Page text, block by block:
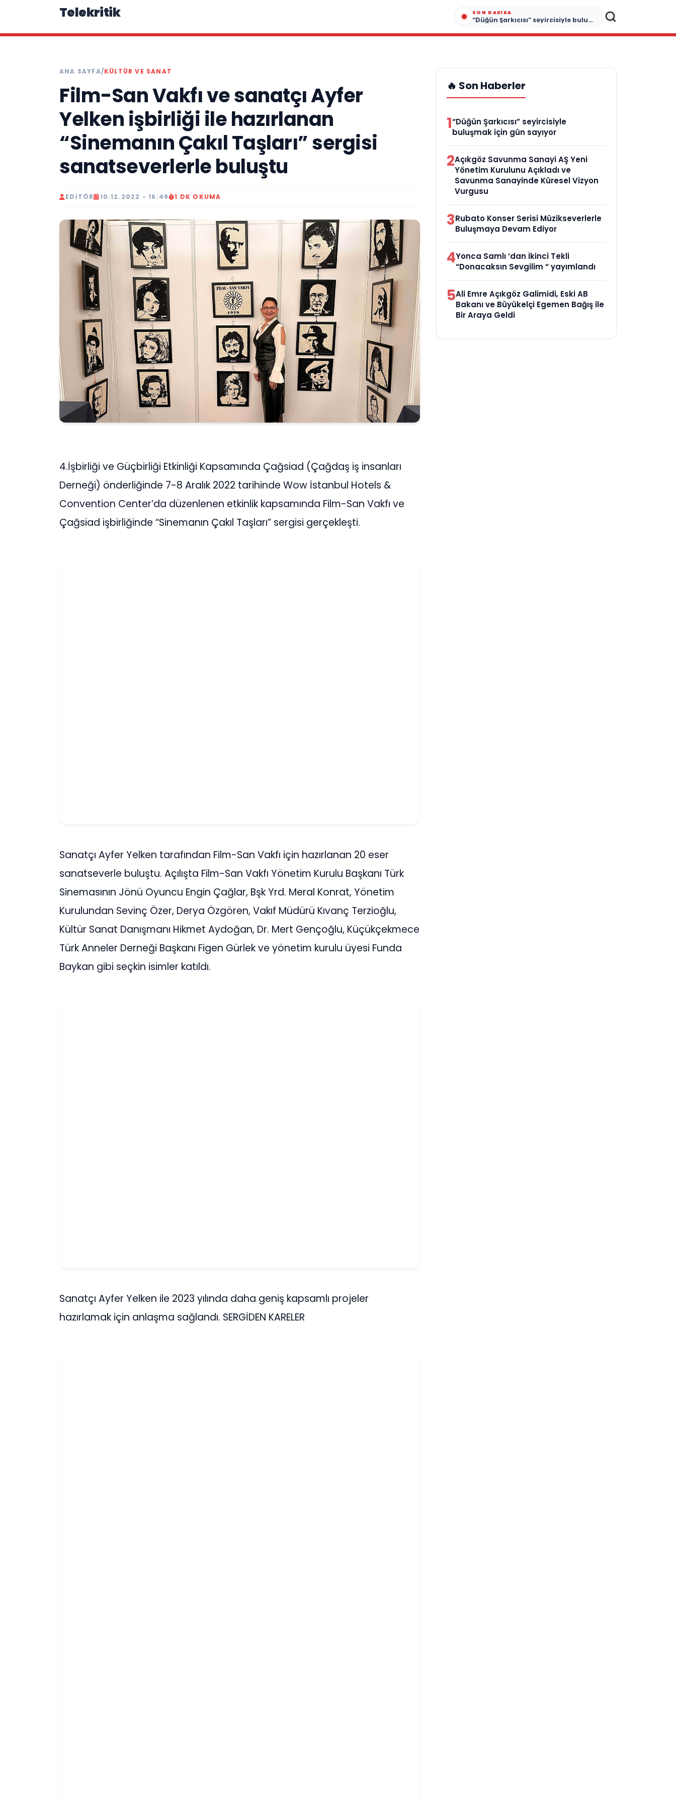
Telekritik SON DAKIKA
“Düğün Şarkıcısı” seyircisiyle buluşmak için gün sayıyor
ANA SAYFA/KÜLTÜR VE SANAT
Film-San Vakfı ve sanatçı Ayfer
Yelken işbirliği ile hazırlanan
“Sinemanın Çakıl Taşları” sergisi
sanatseverlerle buluştu
EDITÖR 10.12.2022 - 16:49 1 DK OKUMA
4.İşbirliği ve Güçbirliği Etkinliği Kapsamında Çağsiad (Çağdaş iş insanları
Derneği) önderliğinde 7-8 Aralık 2022 tarihinde Wow İstanbul Hotels &
Convention Center’da düzenlenen etkinlik kapsamında Film-San Vakfı ve
Çağsiad işbirliğinde “Sinemanın Çakıl Taşları” sergisi gerçekleşti.
Sanatçı Ayfer Yelken tarafından Film-San Vakfı için hazırlanan 20 eser
sanatseverle buluştu. Açılışta Film-San Vakfı Yönetim Kurulu Başkanı Türk
Sinemasının Jönü Oyuncu Engin Çağlar, Bşk Yrd. Meral Konrat, Yönetim
Kurulundan Sevinç Özer, Derya Özgören, Vakıf Müdürü Kıvanç Terzioğlu,
Kültür Sanat Danışmanı Hikmet Aydoğan, Dr. Mert Gençoğlu, Küçükçekmece
Türk Anneler Derneği Başkanı Figen Gürlek ve yönetim kurulu üyesi Funda
Baykan gibi seçkin isimler katıldı.
Sanatçı Ayfer Yelken ile 2023 yılında daha geniş kapsamlı projeler
hazırlamak için anlaşma sağlandı. SERGİDEN KARELER
🔥 Son Haberler
1“Düğün Şarkıcısı” seyircisiyle
buluşmak için gün sayıyor
2Açıkgöz Savunma Sanayi AŞ Yeni
Yönetim Kurulunu Açıkladı ve
Savunma Sanayinde Küresel Vizyon
Vurgusu
3Rubato Konser Serisi Müzikseverlerle
Buluşmaya Devam Ediyor
4Yonca Samlı ‘dan İkinci Tekli
“Donacaksın Sevgilim “ yayımlandı
5Ali Emre Açıkgöz Galimidi, Eski AB
Bakanı ve Büyükelçi Egemen Bağış ile
Bir Araya Geldi